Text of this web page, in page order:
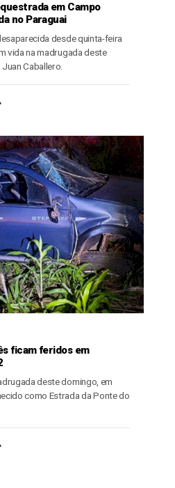
em Campo
no Paraguai
desde quinta-feira
vida na madrugada deste
Caballero.
ficam feridos em
deste domingo, em
como Estrada da Ponte do